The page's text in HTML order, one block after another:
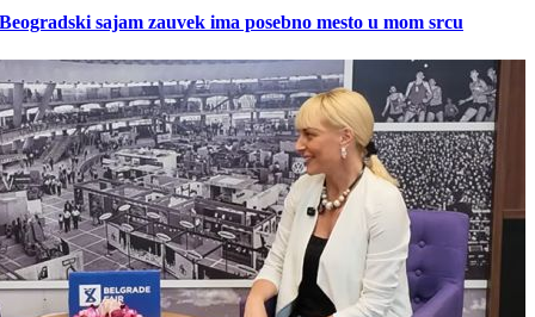
sajam zauvek ima posebno mesto u mom srcu